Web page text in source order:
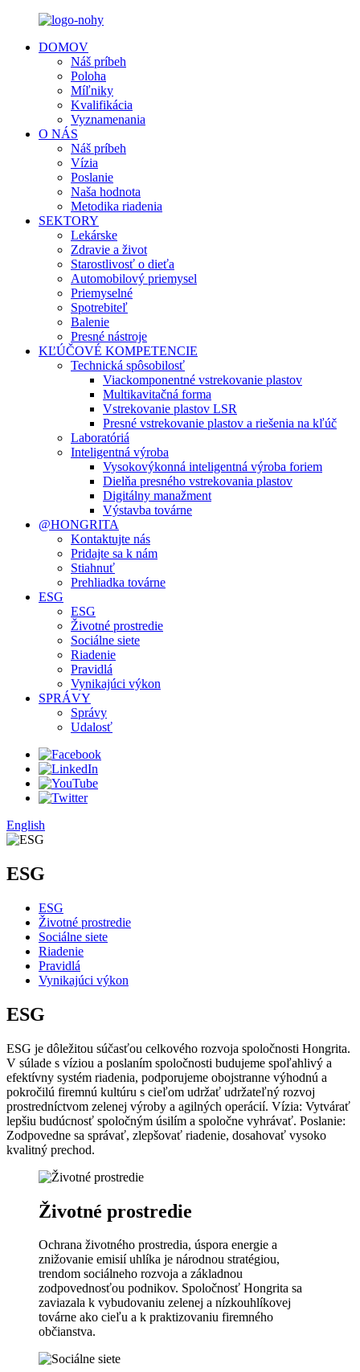
DOMOV
Náš príbeh
Poloha
Míľniky
Kvalifikácia
Vyznamenania
O NÁS
Náš príbeh
Vízia
Poslanie
Naša hodnota
Metodika riadenia
SEKTORY
Lekárske
Zdravie a život
Starostlivosť o dieťa
Automobilový priemysel
Priemyselné
Spotrebiteľ
Balenie
Presné nástroje
KĽÚČOVÉ KOMPETENCIE
Technická spôsobilosť
Viackomponentné vstrekovanie plastov
Multikavitačná forma
Vstrekovanie plastov LSR
Presné vstrekovanie plastov a riešenia na kľúč
Laboratóriá
Inteligentná výroba
Vysokovýkonná inteligentná výroba foriem
Dielňa presného vstrekovania plastov
Digitálny manažment
Výstavba továrne
@HONGRITA
Kontaktujte nás
Pridajte sa k nám
Stiahnuť
Prehliadka továrne
ESG
ESG
Životné prostredie
Sociálne siete
Riadenie
Pravidlá
Vynikajúci výkon
SPRÁVY
Správy
Udalosť
English
ESG
ESG
Životné prostredie
Sociálne siete
Riadenie
Pravidlá
Vynikajúci výkon
ESG
ESG je dôležitou súčasťou celkového rozvoja spoločnosti Hongrita.
V súlade s víziou a poslaním spoločnosti budujeme spoľahlivý a
efektívny systém riadenia, podporujeme obojstranne výhodnú a
pokročilú firemnú kultúru s cieľom udržať udržateľný rozvoj
prostredníctvom zelenej výroby a agilných operácií. Vízia: Vytvárať
lepšiu budúcnosť spoločným úsilím a spoločne vyhrávať. Poslanie:
Zodpovedne sa správať, zlepšovať riadenie, dosahovať vysoko
kvalitný prechod.
Životné prostredie
Ochrana životného prostredia, úspora energie a
znižovanie emisií uhlíka je národnou stratégiou,
trendom sociálneho rozvoja a základnou
zodpovednosťou podnikov. Spoločnosť Hongrita sa
zaviazala k vybudovaniu zelenej a nízkouhlíkovej
továrne ako cieľu a k praktizovaniu firemného
občianstva.